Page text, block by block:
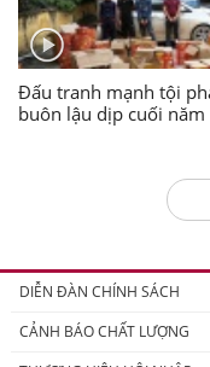
Đấu tranh mạnh tội
buôn lậu dịp cuối năm
DIỄN ĐÀN CHÍNH SÁCH
CẢNH BÁO CHẤT LƯỢNG